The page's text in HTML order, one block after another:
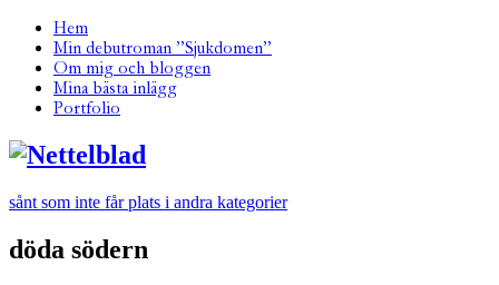
Hem
Min debutroman ”Sjukdomen”
Om mig och bloggen
Mina bästa inlägg
Portfolio
sånt som inte får plats i andra kategorier
döda södern